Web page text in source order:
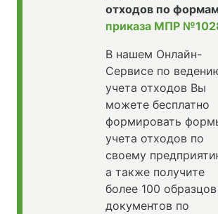
отходов по
приказа МПР
В нашем Онлайн-
Сервисе по
учета отходов Вы
можете бесплатно
формировать
учета отходов по
своему
а также получите
более 100 образцов
документов по